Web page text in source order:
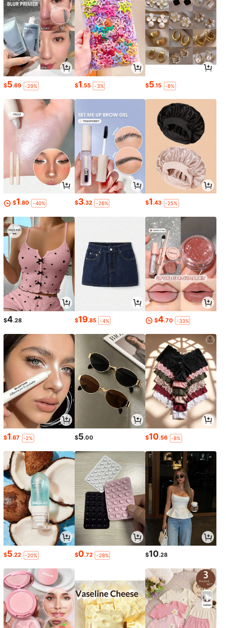
$5.69 -29% $1.55 -3% $5.15 -8%
$1.80 -40% $3.32 -26% $1.43 -25%
$4.28 $19.85 -4% $4.70 -33%
$1.67 -2% $5.00 $10.56 -8%
$5.22 -20% $0.72 -28% $10.28